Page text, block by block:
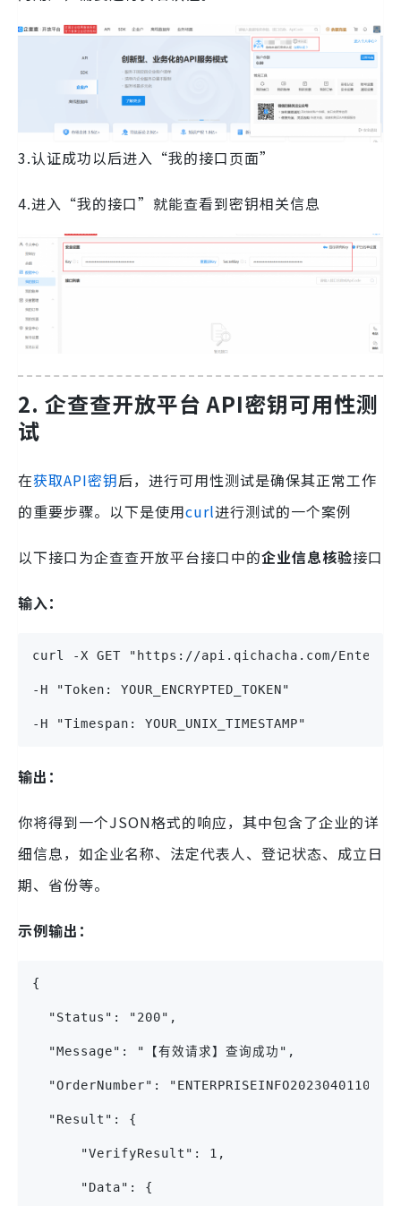
3.认证成功以后进入“我的接口页面”
4.进入“我的接口”就能查看到密钥相关信息
2. 企查查开放平台 API密钥可用性测
试
在获取API密钥后，进行可用性测试是确保其正常工作
的重要步骤。以下是使用curl进行测试的一个案例
以下接口为企查查开放平台接口中的企业信息核验接口
输入：
curl -X GET "https://api.qichacha.com/
-H "Token: YOUR_ENCRYPTED_TOKEN"
-H "Timespan: YOUR_UNIX_TIMESTAMP"
输出：
你将得到一个JSON格式的响应，其中包含了企业的详
细信息，如企业名称、法定代表人、登记状态、成立日
期、省份等。
示例输出：
{
"Status": "200",
"Message": "【有效请求】查询成功",
"OrderNumber":
"Result": {
"VerifyResult": 1,
"Data": {